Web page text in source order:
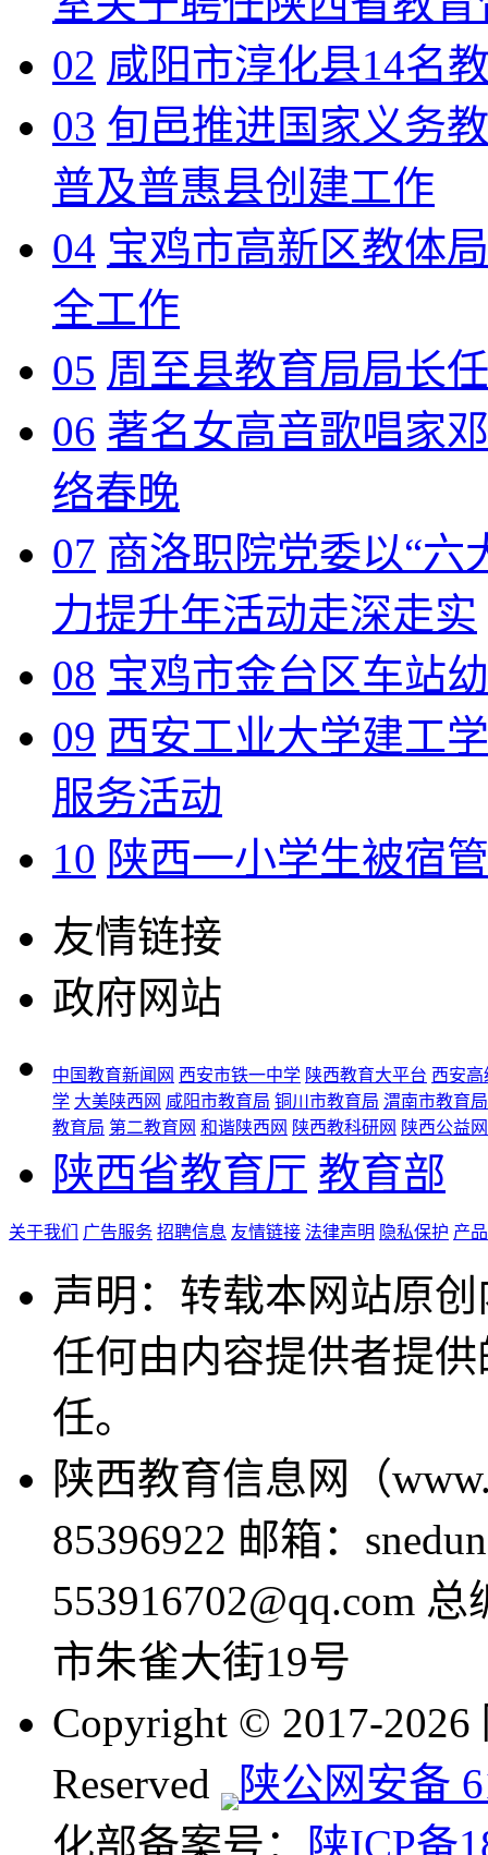
02 咸阳市淳化县14名
03 旬邑推进国家义务
普及普惠县创建工作
04 宝鸡市高新区教体
全工作
05 周至县教育局局长
06 著名女高音歌唱家
络春晚
07 商洛职院党委以“六
力提升年活动走深走实
08 宝鸡市金台区车站
09 西安工业大学建工
服务活动
10 陕西一小学生被宿
友情链接
政府网站
中国教育新闻网 西安市铁一中学 陕西教育大平台 西安
学 大美陕西网 咸阳市教育局 铜川市教育局 渭南市教育局
教育局 第二教育网 和谐陕西网 陕西教科研网 陕西公益网
陕西省教育厅 教育部
关于我们 广告服务 招聘信息 友情链接 法律声明 隐私保护 产
声明：转载本网站原
任何由内容提供者提
任。
陕西教育信息网（
85396922 邮箱：
553916702@qq.com
市朱雀大街19号
Copyright © 2017-
Reserved
陕公网安备
化部备案号：
陕ICP备